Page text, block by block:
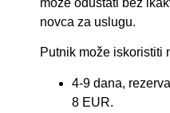
može odustati bez
novca za uslugu.
Putnik može iskoristiti
4-9 dana,
8 EUR.